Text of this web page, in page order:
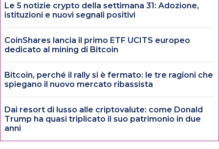
Le 5 notizie crypto della settimana 31: Adozione,
istituzioni e nuovi segnali positivi
CoinShares lancia il primo ETF UCITS europeo
dedicato al mining di Bitcoin
Bitcoin, perché il rally si è fermato: le tre ragioni che
spiegano il nuovo mercato ribassista
Dai resort di lusso alle criptovalute: come Donald
Trump ha quasi triplicato il suo patrimonio in due
anni